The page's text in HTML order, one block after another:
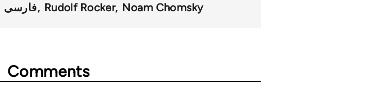
فارسی Rudolf Rocker Noam Chomsky
Comments